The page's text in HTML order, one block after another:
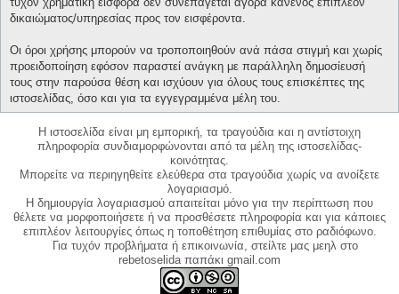
δικαιώματος/υπηρεσίας προς τον εισφέροντα.
Οι όροι χρήσης μπορούν να τροποποιηθούν ανά πάσα στιγμή και χωρίς
προειδοποίηση εφόσον παραστεί ανάγκη με παράλληλη δημοσίευσή
τους στην παρούσα θέση και ισχύουν για όλους τους επισκέπτες της
ιστοσελίδας, όσο και για τα εγγεγραμμένα μέλη του.
Η ιστοσελίδα είναι μη εμπορική, τα τραγούδια και η αντίστοιχη
πληροφορία συνδιαμορφώνονται από τα μέλη της ιστοσελίδας-
κοινότητας.
Μπορείτε να περιηγηθείτε ελεύθερα στα τραγούδια χωρίς να ανοίξετε
λογαριασμό.
Η δημιουργία λογαριασμού απαιτείται μόνο για την περίπτωση που
θέλετε να μορφοποιήσετε ή να προσθέσετε πληροφορία και για κάποιες
επιπλέον λειτουργίες όπως η τοποθέτηση επιθυμίας στο ραδιόφωνο.
Για τυχόν προβλήματα ή επικοινωνία, στείλτε μας μεηλ στο
rebetoselida παπάκι gmail.com